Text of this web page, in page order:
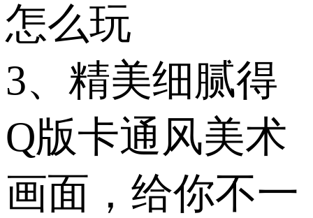
怎么玩
3、精美细腻得
Q版卡通风美术
画面，给你不一